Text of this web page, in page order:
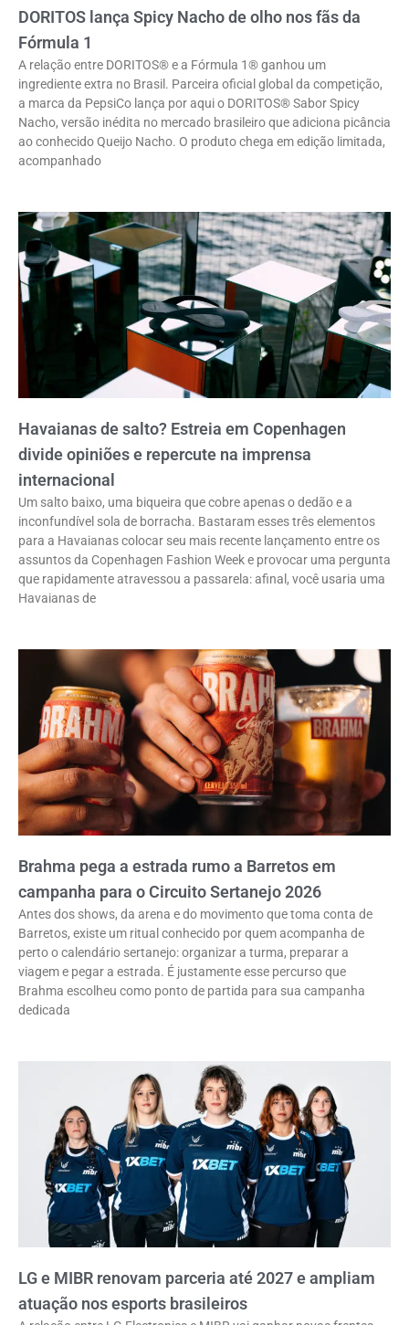
DORITOS lança Spicy Nacho de olho nos fãs da
Fórmula 1
A relação entre DORITOS® e a Fórmula 1® ganhou um
ingrediente extra no Brasil. Parceira oficial global da competição,
a marca da PepsiCo lança por aqui o DORITOS® Sabor Spicy
Nacho, versão inédita no mercado brasileiro que adiciona picância
ao conhecido Queijo Nacho. O produto chega em edição limitada,
acompanhado
Havaianas de salto? Estreia em Copenhagen
divide opiniões e repercute na imprensa
internacional
Um salto baixo, uma biqueira que cobre apenas o dedão e a
inconfundível sola de borracha. Bastaram esses três elementos
para a Havaianas colocar seu mais recente lançamento entre os
assuntos da Copenhagen Fashion Week e provocar uma pergunta
que rapidamente atravessou a passarela: afinal, você usaria uma
Havaianas de
Brahma pega a estrada rumo a Barretos em
campanha para o Circuito Sertanejo 2026
Antes dos shows, da arena e do movimento que toma conta de
Barretos, existe um ritual conhecido por quem acompanha de
perto o calendário sertanejo: organizar a turma, preparar a
viagem e pegar a estrada. É justamente esse percurso que
Brahma escolheu como ponto de partida para sua campanha
dedicada
LG e MIBR renovam parceria até 2027 e ampliam
atuação nos esports brasileiros